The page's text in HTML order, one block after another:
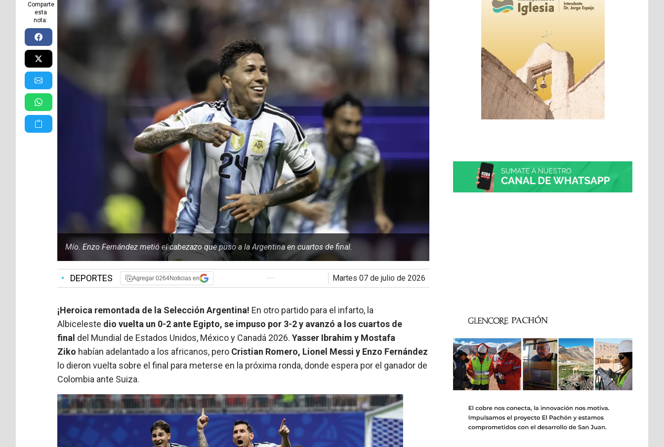
Comparte
esta
nota:
Mío. Enzo Fernández metió el cabezazo que puso a la Argentina en cuartos de final.
• DEPORTES Agregar 0264Noticias en martes 07 de julio de 2026
¡Heroica remontada de la Selección Argentina! En otro partido para el infarto, la
Albiceleste dio vuelta un 0-2 ante Egipto, se impuso por 3-2 y avanzó a los cuartos de
final del Mundial de Estados Unidos, México y Canadá 2026. Yasser Ibrahim y Mostafa
Ziko habían adelantado a los africanos, pero Cristian Romero, Lionel Messi y Enzo Fernández
lo dieron vuelta sobre el final para meterse en la próxima ronda, donde espera por el ganador de
Colombia ante Suiza.